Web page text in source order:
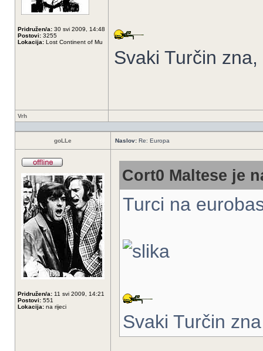
Pridružen/a: 30 svi 2009, 14:48
Postovi: 3255
Lokacija: Lost Continent of Mu
Svaki Turčin
Vrh
goLLe Naslov: Re: Europa
Pridružen/a: 11 svi 2009, 14:21
Postovi: 551
Lokacija: na rijeci
Cort0 Maltese je
Turci na
Svaki Turčin